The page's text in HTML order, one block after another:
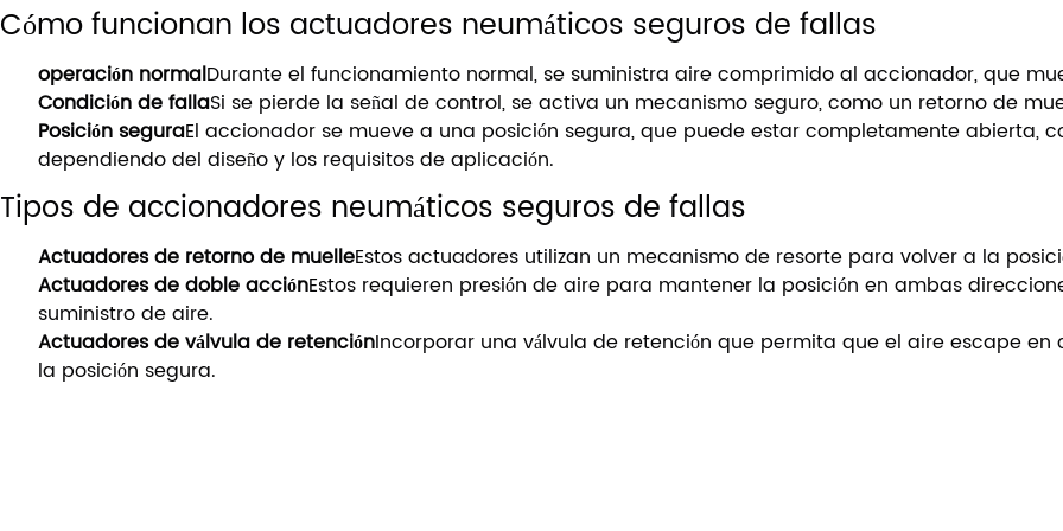
Cómo funcionan los actuadores neumáticos seguros de fallas
operación normalDurante el funcionamiento normal, se suministra aire comprimido al accionador, que
Condición de fallaSi se pierde la señal de control, se activa un mecanismo seguro, como un retorno de
Posición seguraEl accionador se mueve a una posición segura, que puede estar completamente abierta,
dependiendo del diseño y los requisitos de aplicación.
Tipos de accionadores neumáticos seguros de fallas
Actuadores de retorno de muelleEstos actuadores utilizan un mecanismo de resorte para volver a la
Actuadores de doble acciónEstos requieren presión de aire para mantener la posición en ambas
suministro de aire.
Actuadores de válvula de retenciónIncorporar una válvula de retención que permita que el aire escape
la posición segura.